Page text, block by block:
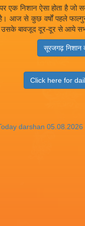
एक निशान ऐसा होता है
आज से कुछ वर्षों पहले
बावजूद दूर-दूर से आये
सूरजगढ़ निशान
Click here for